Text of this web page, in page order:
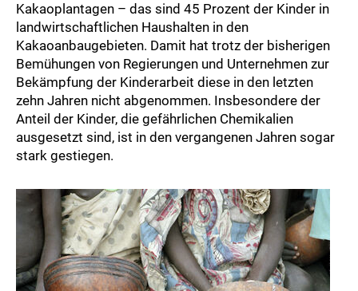
Kakaoplantagen – das sind 45 Prozent der Kinder in
landwirtschaftlichen Haushalten in den
Kakaoanbaugebieten. Damit hat trotz der bisherigen
Bemühungen von Regierungen und Unternehmen zur
Bekämpfung der Kinderarbeit diese in den letzten
zehn Jahren nicht abgenommen. Insbesondere der
Anteil der Kinder, die gefährlichen Chemikalien
ausgesetzt sind, ist in den vergangenen Jahren sogar
stark gestiegen.